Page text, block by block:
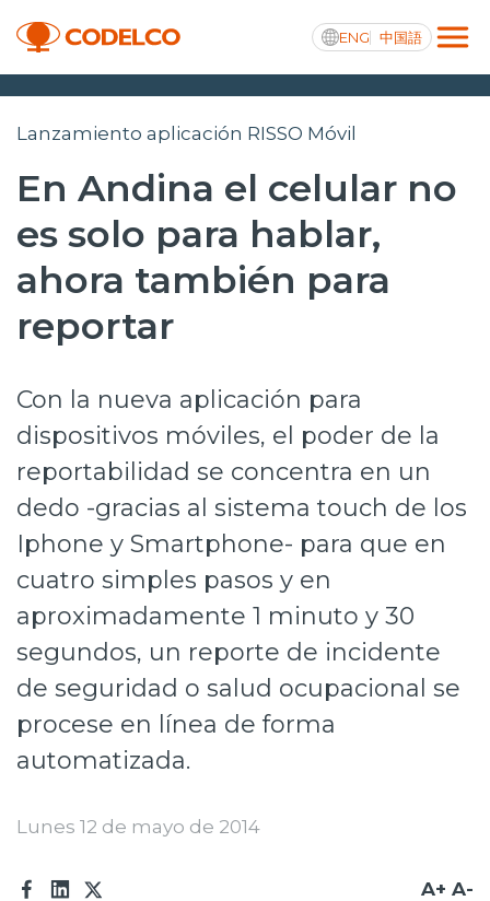
ENG 中国語
Transparencia activa
Nosotros
Operaciones
Proyectos
Innovación
Inversionistas
Prensa
Trabaja en Codelco
Transparencia activa
Canales de denuncia
Proveedores
Acceso trabajadores/as
Lanzamiento aplicación RISSO Móvil
En Andina el celular no
es solo para hablar,
ahora también para
reportar
Con la nueva aplicación para
dispositivos móviles, el poder de la
reportabilidad se concentra en un
dedo -gracias al sistema touch de los
Iphone y Smartphone- para que en
cuatro simples pasos y en
aproximadamente 1 minuto y 30
segundos, un reporte de incidente
de seguridad o salud ocupacional se
procese en línea de forma
automatizada.
Lunes 12 de mayo de 2014
A+ A-